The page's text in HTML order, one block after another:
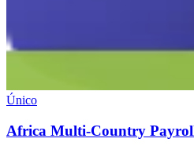
Único
Africa Multi-Country